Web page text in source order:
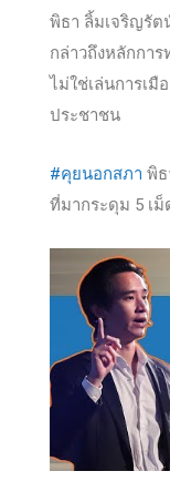
พิธา ลิ้มเจริญรัต
กล่าวถึงหลักการ
ไม่ใช่เล่นการเมื
ประชาชน
#คุยนอกสภา พิ
ที่มากระดุม 5 เม็